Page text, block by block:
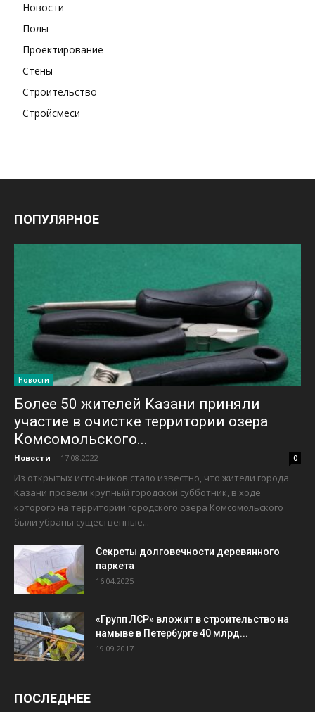
Новости
Полы
Проектирование
Стены
Строительство
Стройсмеси
ПОПУЛЯРНОЕ
Новости
Более 50 жителей Казани приняли
участие в очистке территории озера
Комсомольского...
Новости - 17.08.2022 0
Из открытых источников стало известно, что жители города
Казани провели крупный городской субботник, в ходе
которого на территории городского озера Комсомольского
были убраны существенные...
Секреты долговечности деревянного
паркета
16.04.2025
«Групп ЛСР» вложит в строительство на
намыве в Петербурге 40 млрд...
19.09.2017
ПОСЛЕДНЕЕ